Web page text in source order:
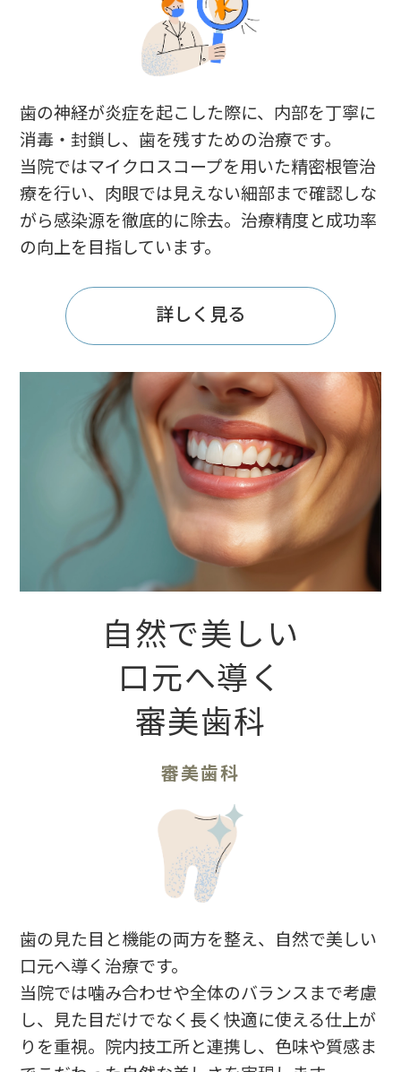
歯の神経が炎症を起こした際に、内部を丁寧に
消毒・封鎖し、歯を残すための治療です。
当院ではマイクロスコープを用いた精密根管治
療を行い、肉眼では見えない細部まで確認しな
がら感染源を徹底的に除去。治療精度と成功率
の向上を目指しています。
詳しく見る
自然で美しい
口元へ導く
審美歯科
審美歯科
歯の見た目と機能の両方を整え、自然で美しい
口元へ導く治療です。
当院では噛み合わせや全体のバランスまで考慮
し、見た目だけでなく長く快適に使える仕上が
りを重視。院内技工所と連携し、色味や質感ま